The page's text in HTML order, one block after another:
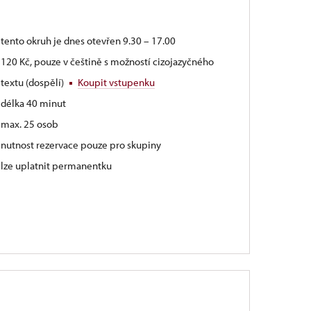
tento okruh je dnes otevřen 9.30 – 17.00
120 Kč, pouze v češtině s možností cizojazyčného
textu (dospělí)
Koupit vstupenku
délka 40 minut
max. 25 osob
nutnost rezervace pouze pro skupiny
lze uplatnit permanentku